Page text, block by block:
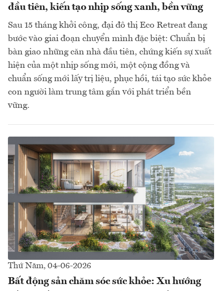
đầu tiên, kiến tạo nhịp sống xanh, bền vững
Sau 15 tháng khởi công, đại đô thị Eco Retreat đang
bước vào giai đoạn chuyển mình đặc biệt: Chuẩn bị
bàn giao những căn nhà đầu tiên, chứng kiến sự xuất
hiện của một nhịp sống mới, một cộng đồng và
chuẩn sống mới lấy trị liệu, phục hồi, tái tạo sức khỏe
con người làm trung tâm gắn với phát triển bền
vững.
Thứ Năm, 04-06-2026
Bất động sản chăm sóc sức khỏe: Xu hướng